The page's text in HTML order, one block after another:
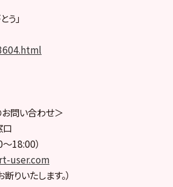
う」
お問い合わせ＞
口
18:00）
user.com
りいたします。）